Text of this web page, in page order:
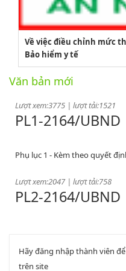
Về việc điều chỉnh mức
Bảo hiểm y tế
Văn bản mới
2164/QĐUBND
Quyết định phê duyệt danh
PL1-2164/UBND
PL2-2164/UBND
Lượt xem:2000 | lượt tải:1060
PL3-2164/UBND
Hãy đăng nhập thành viên
trên site